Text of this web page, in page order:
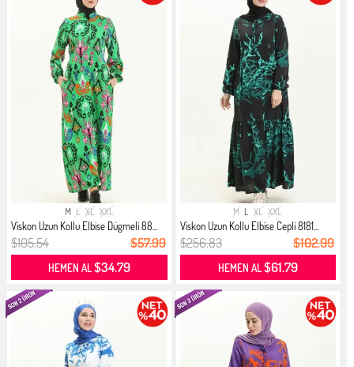
M L XL XXL
Viskon Uzun Kollu Elbise Dügmeli 88...
$105.54 $57.99
HEMEN AL$34.79
M L XL XXL
Viskon Uzun Kollu Elbise Cepli 8181...
$256.83 $102.99
HEMEN AL$61.79